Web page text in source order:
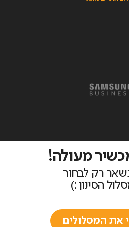
מעולה!
רק לבחור
הסינון :)
את המסלולים